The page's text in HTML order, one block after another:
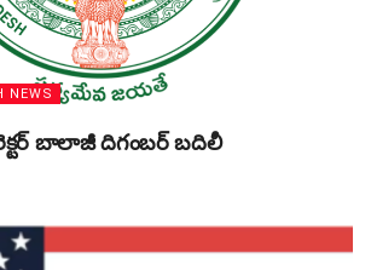
NEWS
బాలాజీ దిగంబర్‌ బదిలీ